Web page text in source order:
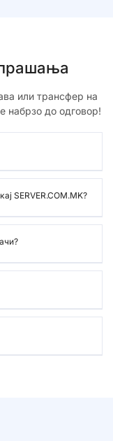
или трансфер на
набрзо до одговор!
SERVER.COM.MK?